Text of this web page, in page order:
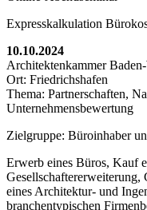
Expresskalkulation
10.10.2024
Architektenkammer
Ort: Friedrichshafen
Thema: Partnerschaften,
Unternehmensbewertung
Zielgruppe: Büroinhaber
Erwerb eines Büros, Kauf
Gesellschaftererweiterung,
eines Architektur- und
branchentypischen